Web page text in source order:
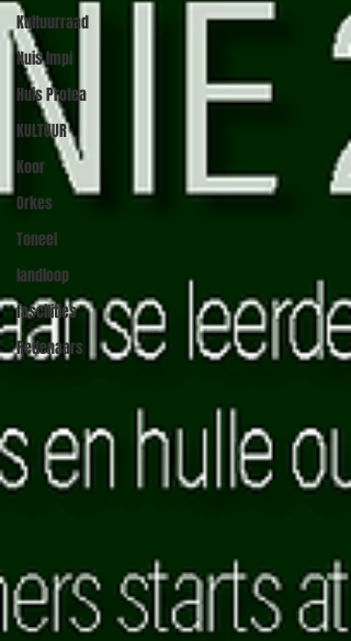
Kultuurraad
Huis Impi
Huis Protea
KULTUUR
Koor
Orkes
Toneel
landloop
fascilities
Redenaars